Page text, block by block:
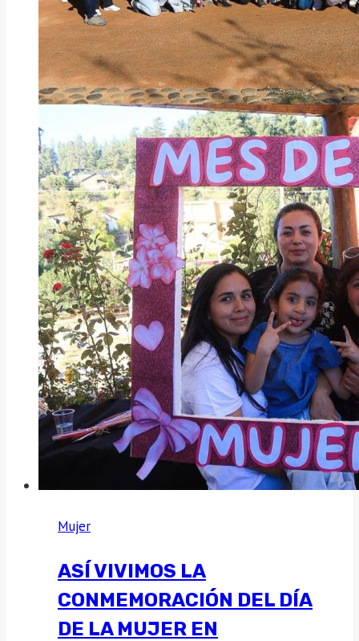
Mujer
ASÍ VIVIMOS LA
CONMEMORACIÓN DEL DÍA
DE LA MUJER EN